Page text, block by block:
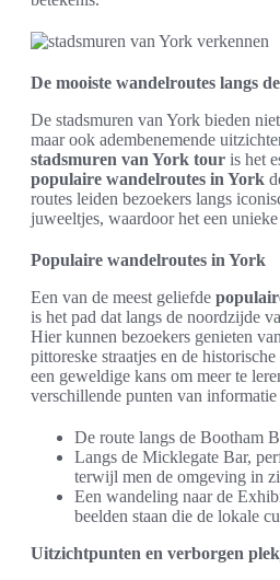
De mooiste wandelroutes langs
De stadsmuren van York bieden
maar ook adembenemende
stadsmuren van York tour is het
populaire wandelroutes in York
routes leiden bezoekers langs
juweeltjes, waardoor het een
Populaire wandelroutes in York
Een van de meest geliefde
is het pad dat langs de noordzijde
Hier kunnen bezoekers genieten
pittoreske straatjes en de
een geweldige kans om meer te
verschillende punten van informatie
De route langs de Bootham
Langs de Micklegate Bar,
terwijl men de omgeving in
Een wandeling naar de
beelden staan die de lokale
Uitzichtpunten en verborgen